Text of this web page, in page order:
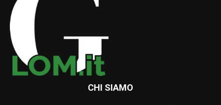
CHI SIAMO